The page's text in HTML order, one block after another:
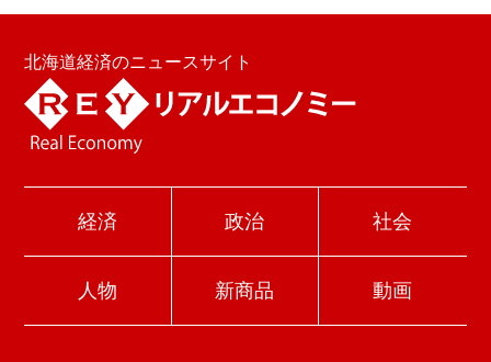
北海道経済のニュースサイト
経済 政治 社会
人物 新商品 動画